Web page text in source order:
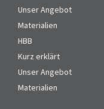
Unser Angebot
Materialien
HBB
Kurz erklärt
Unser Angebot
Materialien